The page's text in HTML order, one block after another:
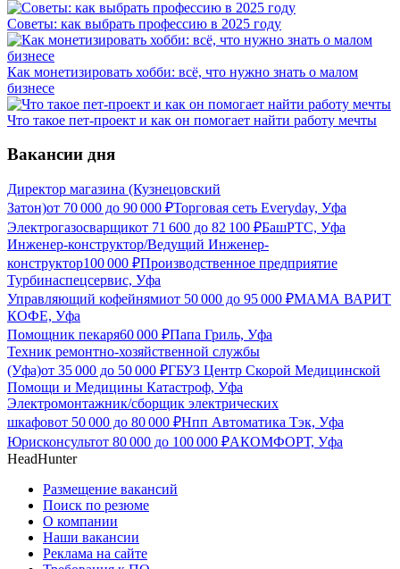
Советы: как выбрать профессию в 2025 году
Как монетизировать хобби: всё, что нужно знать о малом
бизнесе
Что такое пет-проект и как он помогает найти работу мечты
Вакансии дня
Директор магазина (Кузнецовский
Затон)от 70 000 до 90 000 ₽Торговая сеть Everyday, Уфа
Электрогазосварщикот 71 600 до 82 100 ₽БашРТС, Уфа
Инженер-конструктор/Ведущий Инженер-
конструктор100 000 ₽Производственное предприятие
Турбинаспецсервис, Уфа
Управляющий кофейнямиот 50 000 до 95 000 ₽МАМА ВАРИТ
КОФЕ, Уфа
Помощник пекаря60 000 ₽Папа Гриль, Уфа
Техник ремонтно-хозяйственной службы
(Уфа)от 35 000 до 50 000 ₽ГБУЗ Центр Скорой Медицинской
Помощи и Медицины Катастроф, Уфа
Электромонтажник/сборщик электрических
шкафовот 50 000 до 80 000 ₽Нпп Автоматика Тэк, Уфа
Юрисконсультот 80 000 до 100 000 ₽АКОМФОРТ, Уфа
HeadHunter
Размещение вакансий
Поиск по резюме
О компании
Наши вакансии
Реклама на сайте